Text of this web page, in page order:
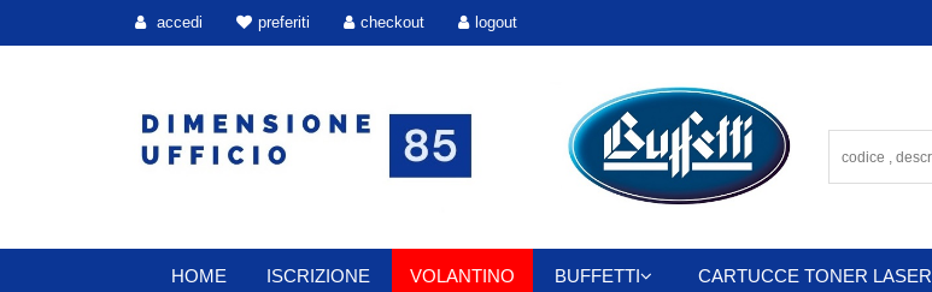
accedi preferiti checkout logout
HOME ISCRIZIONE VOLANTINO BUFFETTI CARTUCCE TONER LASER